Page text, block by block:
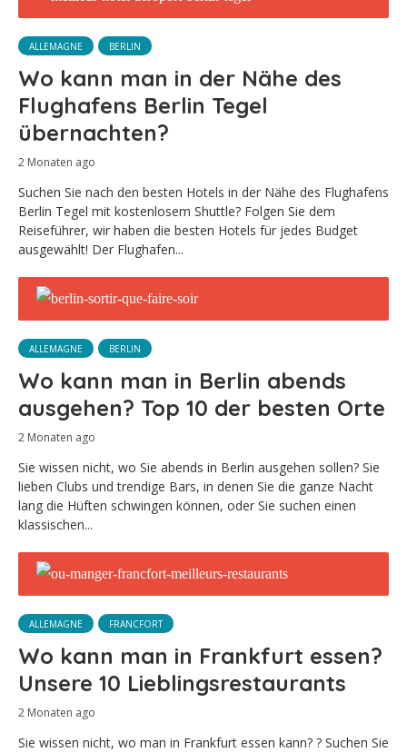
ALLEMAGNE BERLIN
Wo kann man in der Nähe des
Flughafens Berlin Tegel
übernachten?
2 Monaten ago
Suchen Sie nach den besten Hotels in der Nähe des Flughafens
Berlin Tegel mit kostenlosem Shuttle? Folgen Sie dem
Reiseführer, wir haben die besten Hotels für jedes Budget
ausgewählt! Der Flughafen...
ALLEMAGNE BERLIN
Wo kann man in Berlin abends
ausgehen? Top 10 der besten Orte
2 Monaten ago
Sie wissen nicht, wo Sie abends in Berlin ausgehen sollen? Sie
lieben Clubs und trendige Bars, in denen Sie die ganze Nacht
lang die Hüften schwingen können, oder Sie suchen einen
klassischen...
ALLEMAGNE FRANCFORT
Wo kann man in Frankfurt essen?
Unsere 10 Lieblingsrestaurants
2 Monaten ago
Sie wissen nicht, wo man in Frankfurt essen kann? ? Suchen Sie